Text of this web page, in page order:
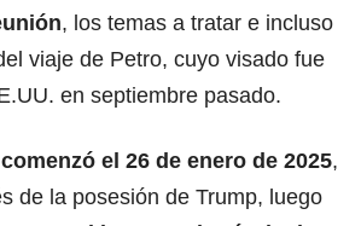
, los temas a tratar e incluso
viaje de Petro, cuyo visado fue
en septiembre pasado.
el 26 de enero de 2025,
de la posesión de Trump, luego